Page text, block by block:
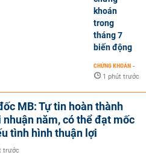
khoán
trong
tháng 7
biến động
CHỨNG KHOÁN -
1 phút trước
MB: Tự tin hoàn thành
nhuận năm, có thể đạt mốc
tình hình thuận lợi
trước